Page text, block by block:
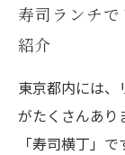
寿司ランチ
紹介
東京都内には、
がたくさんあり
「寿司横丁」